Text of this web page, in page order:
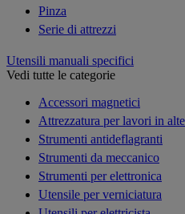
Pinza
Serie di attrezzi
Utensili manuali specifici
Vedi tutte le categorie
Accessori magnetici
Attrezzatura per lavori in
Strumenti antideflagranti
Strumenti da meccanico
Strumenti per elettronica
Utensile per verniciatura